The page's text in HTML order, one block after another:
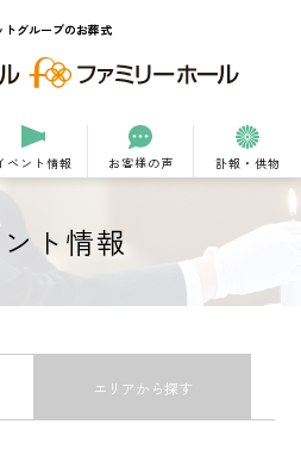
トグループのお葬式
ベント情報 お客様の声 訃報・供物
ト情報
エリアから探す